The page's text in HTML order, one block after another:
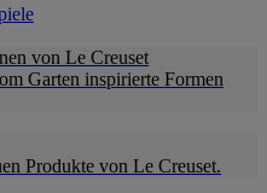
von Le Creuset
Garten inspirierte Formen
Produkte von Le Creuset.